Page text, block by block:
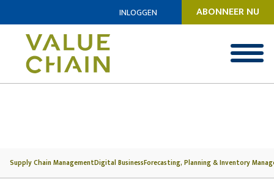
INLOGGEN ABONNEER NU
Supply Chain ManagementDigital BusinessForecasting, Planning & Inventory